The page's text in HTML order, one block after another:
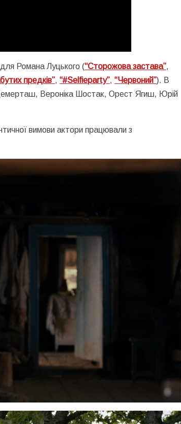
Романа Луцького (“Сторожова застава”,
предків”,“#Selfieparty”,“Червоний”). В
Демерташ, Вероніка Шостак, Орест Ягиш, Юрій
вимови актори працювали з